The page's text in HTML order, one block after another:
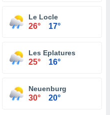
Le Locle
26° 17°
Les Eplatures
25° 16°
Neuenburg
30° 20°